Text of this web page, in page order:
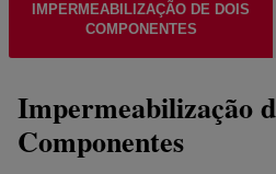
IMPERMEABILIZAÇÃO DE DOIS
COMPONENTES
Impermeabilização
Componentes